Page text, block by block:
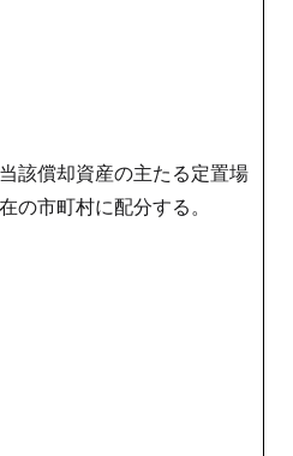
該償却資産の主たる定置場
の市町村に配分する。